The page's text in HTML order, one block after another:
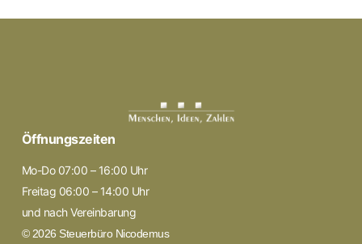
Öffnungszeiten
Mo-Do 07:00 – 16:00 Uhr
Freitag 06:00 – 14:00 Uhr
und nach Vereinbarung
© 2026 Steuerbüro Nicodemus